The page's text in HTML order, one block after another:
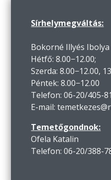
Sírhelymegváltás:
Bokorné Illyés Ibolya
Hétfő: 8.00−12.00;
Szerda: 8.00−12.00,
Péntek: 8.00−12.00
Telefon: 06-20/405-
E-mail:
Temetőgondnok:
Ofela Katalin
Telefon: 06-20/388-